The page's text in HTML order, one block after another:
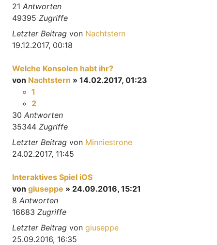
21 Antworten
49395 Zugriffe
Letzter Beitrag von Nachtstern
19.12.2017, 00:18
Welche Konsolen habt ihr?
von Nachtstern » 14.02.2017, 01:23
1
2
30 Antworten
35344 Zugriffe
Letzter Beitrag von Minniestrone
24.02.2017, 11:45
Interaktives Spiel iOS
von giuseppe » 24.09.2016, 15:21
8 Antworten
16683 Zugriffe
Letzter Beitrag von giuseppe
25.09.2016, 16:35